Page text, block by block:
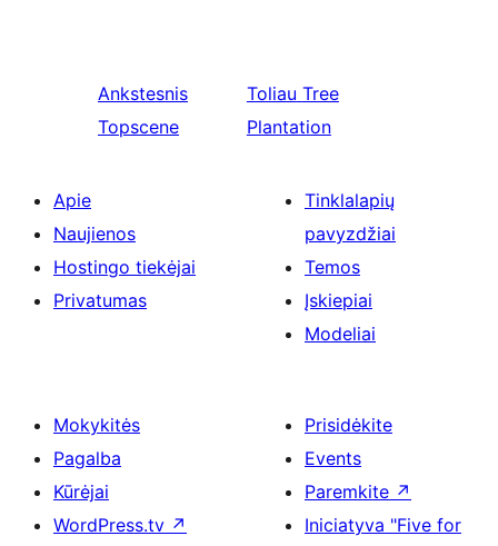
Ankstesnis
Topscene
Toliau Tree
Plantation
Apie
Naujienos
Hostingo tiekėjai
Privatumas
Tinklalapių
pavyzdžiai
Temos
Įskiepiai
Modeliai
Mokykitės
Pagalba
Kūrėjai
WordPress.tv ↗
Prisidėkite
Events
Paremkite ↗
Iniciatyva "Five for